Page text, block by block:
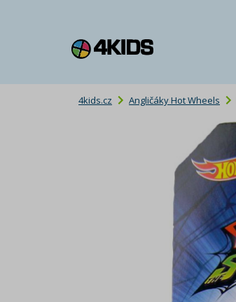
4kids.cz Angličáky Hot Wheels